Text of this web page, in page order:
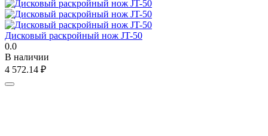
Дисковый раскройный нож JT-50
0.0
В наличии
4 572.14 ₽